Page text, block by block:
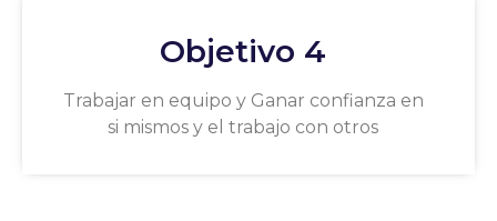
Objetivo 4
Trabajar en equipo y Ganar confianza en
si mismos y el trabajo con otros